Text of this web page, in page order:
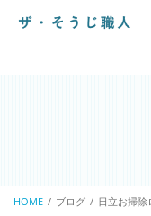
ザ・そうじ職人につ
エアコンクリーニ
HOME ブログ 日立お掃